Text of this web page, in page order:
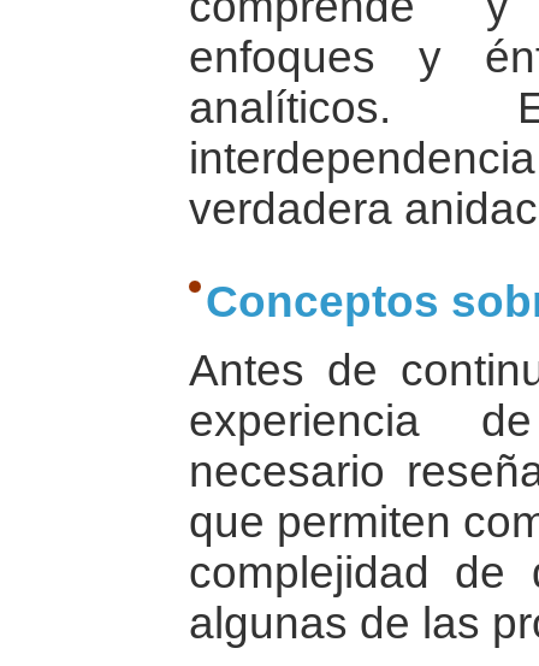
enfoques y
verdadera
Conceptos
Antes de
experiencia
necesario
que permiten
complejidad de
algunas de las